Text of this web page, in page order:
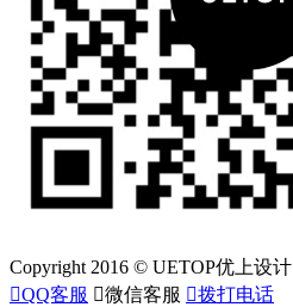
Copyright 2016 © UETOP优上设计
QQ客服 微信客服 拨打电话